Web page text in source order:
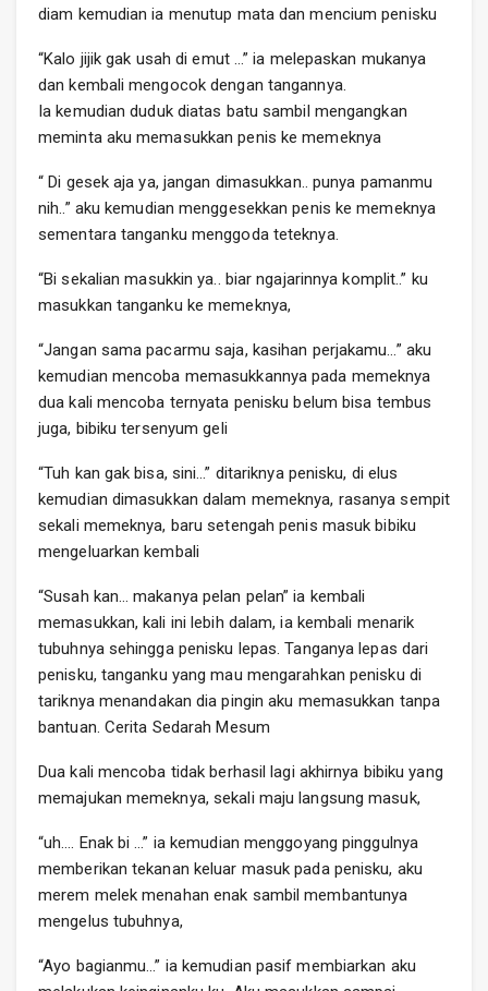
diam kemudian ia menutup mata dan mencium penisku
“Kalo jijik gak usah di emut …” ia melepaskan mukanya
dan kembali mengocok dengan tangannya.
Ia kemudian duduk diatas batu sambil mengangkan
meminta aku memasukkan penis ke memeknya
“ Di gesek aja ya, jangan dimasukkan.. punya pamanmu
nih..” aku kemudian menggesekkan penis ke memeknya
sementara tanganku menggoda teteknya.
“Bi sekalian masukkin ya.. biar ngajarinnya komplit..” ku
masukkan tanganku ke memeknya,
“Jangan sama pacarmu saja, kasihan perjakamu…” aku
kemudian mencoba memasukkannya pada memeknya
dua kali mencoba ternyata penisku belum bisa tembus
juga, bibiku tersenyum geli
“Tuh kan gak bisa, sini…” ditariknya penisku, di elus
kemudian dimasukkan dalam memeknya, rasanya sempit
sekali memeknya, baru setengah penis masuk bibiku
mengeluarkan kembali
“Susah kan… makanya pelan pelan” ia kembali
memasukkan, kali ini lebih dalam, ia kembali menarik
tubuhnya sehingga penisku lepas. Tanganya lepas dari
penisku, tanganku yang mau mengarahkan penisku di
tariknya menandakan dia pingin aku memasukkan tanpa
bantuan. Cerita Sedarah Mesum
Dua kali mencoba tidak berhasil lagi akhirnya bibiku yang
memajukan memeknya, sekali maju langsung masuk,
“uh…. Enak bi …” ia kemudian menggoyang pinggulnya
memberikan tekanan keluar masuk pada penisku, aku
merem melek menahan enak sambil membantunya
mengelus tubuhnya,
“Ayo bagianmu…” ia kemudian pasif membiarkan aku